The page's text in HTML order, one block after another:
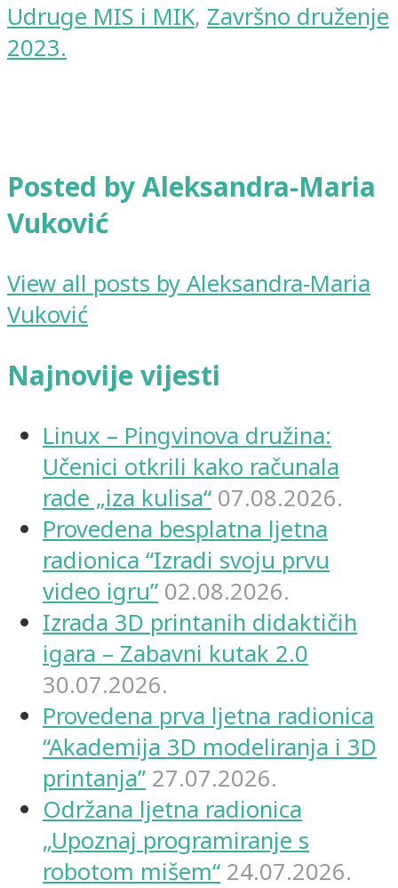
Udruge MIS i MIK, Završno druženje
2023.
Posted by Aleksandra-Maria
Vuković
View all posts by Aleksandra-Maria
Vuković
Najnovije vijesti
Linux – Pingvinova družina:
Učenici otkrili kako računala
rade „iza kulisa“ 07.08.2026.
Provedena besplatna ljetna
radionica “Izradi svoju prvu
video igru” 02.08.2026.
Izrada 3D printanih didaktičih
igara – Zabavni kutak 2.0
30.07.2026.
Provedena prva ljetna radionica
“Akademija 3D modeliranja i 3D
printanja” 27.07.2026.
Održana ljetna radionica
„Upoznaj programiranje s
robotom mišem“ 24.07.2026.